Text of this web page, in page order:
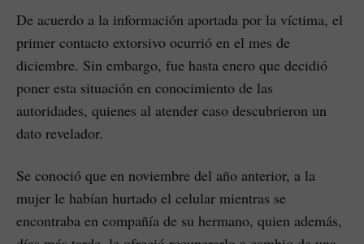
De acuerdo a la información aportada por la víctima, el
primer contacto extorsivo ocurrió en el mes de
diciembre. Sin embargo, fue hasta enero que decidió
poner esta situación en conocimiento de las
autoridades, quienes al atender caso descubrieron un
dato revelador.
Se conoció que en noviembre del año anterior, a la
mujer le habían hurtado el celular mientras se
encontraba en compañía de su hermano, quien además,